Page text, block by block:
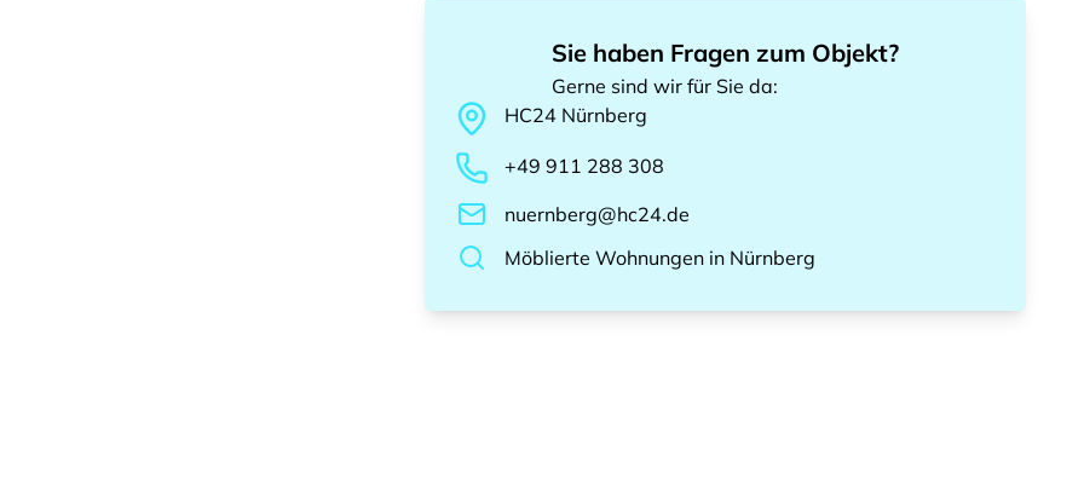
Sie haben Fragen zum Objekt?
Gerne sind wir für Sie da:
HC24 Nürnberg
+49 911 288 308
nuernberg@hc24.de
Möblierte Wohnungen in Nürnberg